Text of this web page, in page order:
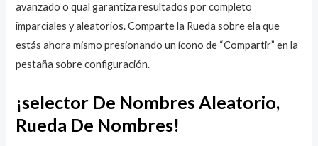
avanzado o qual garantiza resultados por completo
imparciales y aleatorios. Comparte la Rueda sobre ela que
estás ahora mismo presionando un ícono de “Compartir” en la
pestaña sobre configuración.
¡selector De Nombres Aleatorio,
Rueda De Nombres!